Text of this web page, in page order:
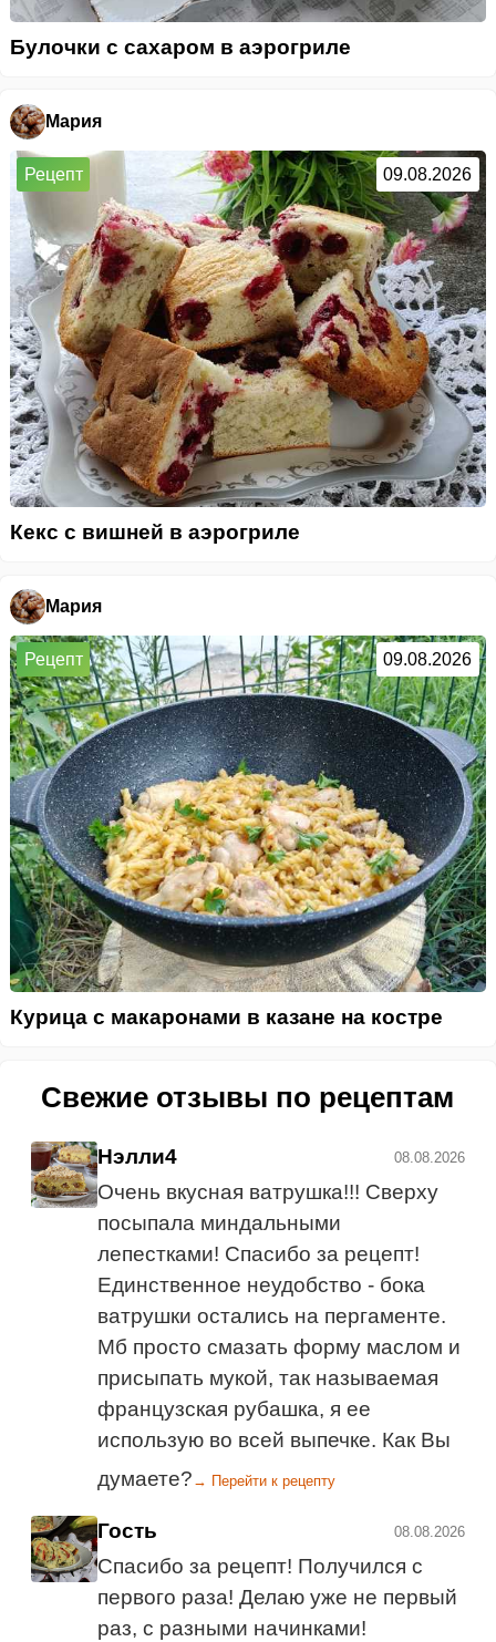
Булочки с сахаром в аэрогриле
Мария
Рецепт 09.08.2026
Кекс с вишней в аэрогриле
Мария
Рецепт 09.08.2026
Курица с макаронами в казане на костре
Свежие отзывы по рецептам
Нэлли4 08.08.2026
Очень вкусная ватрушка!!! Сверху
посыпала миндальными
лепестками! Спасибо за рецепт!
Единственное неудобство - бока
ватрушки остались на пергаменте.
Мб просто смазать форму маслом и
присыпать мукой, так называемая
французская рубашка, я ее
использую во всей выпечке. Как Вы
думаете? → Перейти к рецепту
Гость 08.08.2026
Спасибо за рецепт! Получился с
первого раза! Делаю уже не первый
раз, с разными начинками!